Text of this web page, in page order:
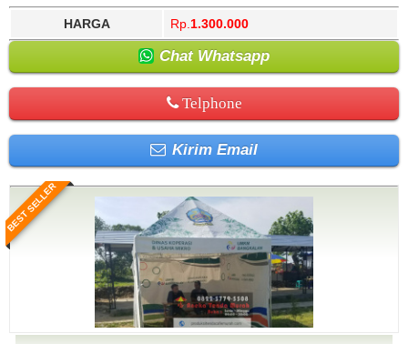
HARGA Rp. 1.300.000
Chat Whatsapp
Telphone
Kirim Email
BEST SELLER